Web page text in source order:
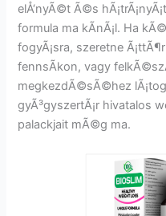
elÅ‘nyÃ©t Ã©s
formula ma kÃ­nÃ¡l. Ha
fogyÃ¡sra, szeretne
fennsÃ­kon, vagy
megkezdÃ©sÃ©hez
gyÃ³gyszertÃ¡r hivatalos
palackjait mÃ©g ma.